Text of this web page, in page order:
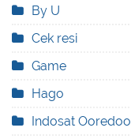
By U
Cek resi
Game
Hago
Indosat Ooredoo